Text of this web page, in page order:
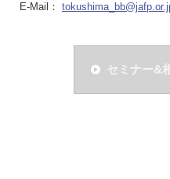
E-Mail：
セミナー&